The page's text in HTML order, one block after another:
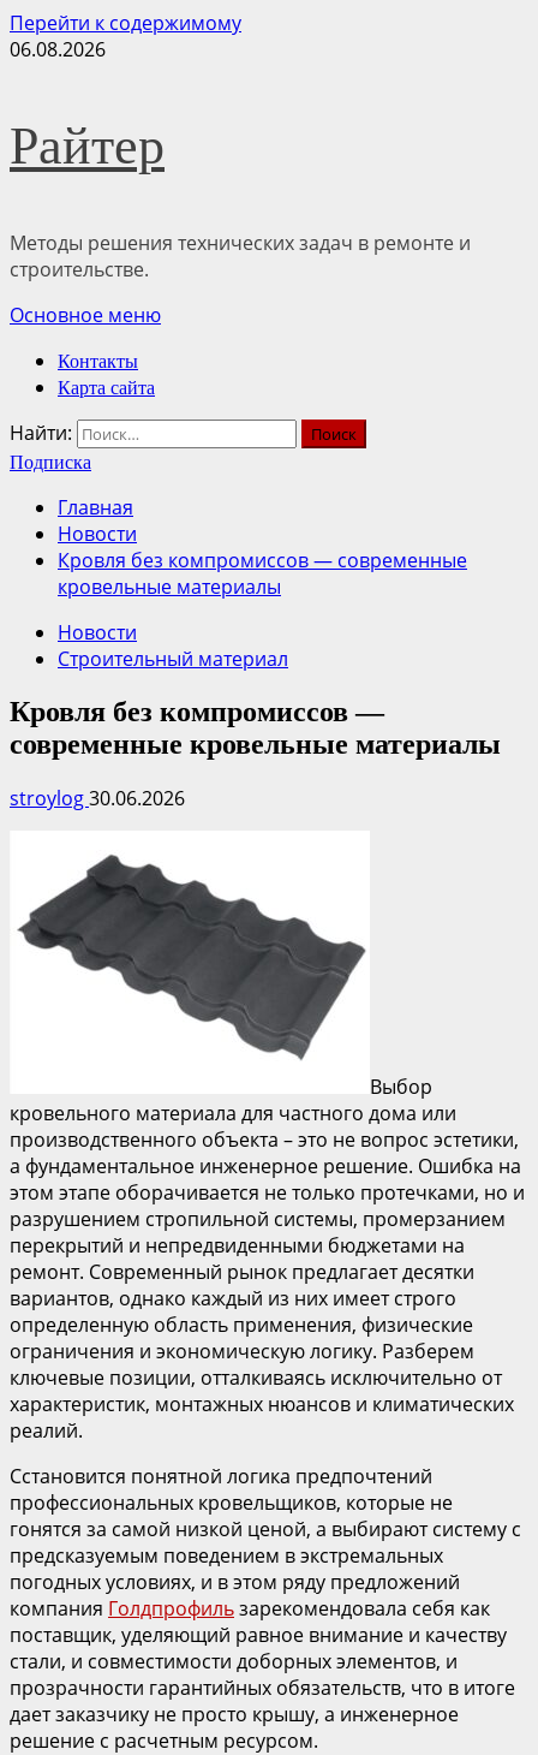
Перейти к содержимому
06.08.2026
Райтер
Методы решения технических задач в ремонте и
строительстве.
Основное меню
Контакты
Карта сайта
Найти:
Подписка
Главная
Новости
Кровля без компромиссов — современные
кровельные материалы
Новости
Строительный материал
Кровля без компромиссов —
современные кровельные материалы
stroylog30.06.2026
Выбор
кровельного материала для частного дома или
производственного объекта – это не вопрос эстетики,
а фундаментальное инженерное решение. Ошибка на
этом этапе оборачивается не только протечками, но и
разрушением стропильной системы, промерзанием
перекрытий и непредвиденными бюджетами на
ремонт. Современный рынок предлагает десятки
вариантов, однако каждый из них имеет строго
определенную область применения, физические
ограничения и экономическую логику. Разберем
ключевые позиции, отталкиваясь исключительно от
характеристик, монтажных нюансов и климатических
реалий.
Сстановится понятной логика предпочтений
профессиональных кровельщиков, которые не
гонятся за самой низкой ценой, а выбирают систему с
предсказуемым поведением в экстремальных
погодных условиях, и в этом ряду предложений
компания Голдпрофильзарекомендовала себя как
поставщик, уделяющий равное внимание и качеству
стали, и совместимости доборных элементов, и
прозрачности гарантийных обязательств, что в итоге
дает заказчику не просто крышу, а инженерное
решение с расчетным ресурсом.